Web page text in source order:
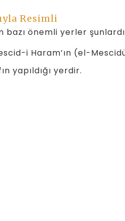
Resimli
bazı önemli yerler
i Haram’ın (el-
yapıldığı yerdir.